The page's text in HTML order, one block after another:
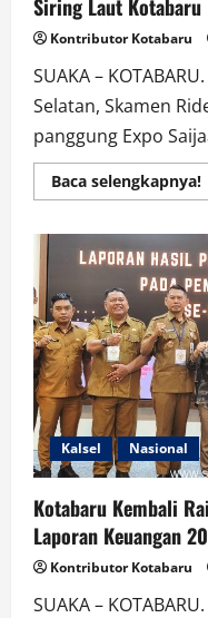
Siring Laut Kotabaru
Kontributor Kotabaru
SUAKA –
Selatan, Skamen
panggung Expo
Baca selengkapnya!
Kalsel Nasional
Kotabaru Kembali
Laporan Keuangan
Kontributor Kotabaru
SUAKA –